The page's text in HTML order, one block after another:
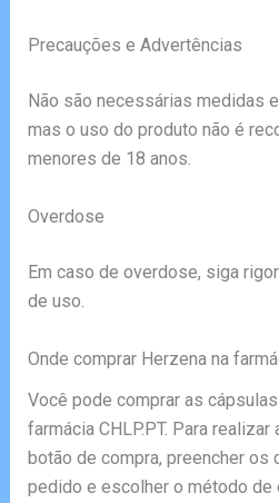
Precauções e Advertências
Não são necessárias medidas
mas o uso do produto não é
menores de 18 anos.
Overdose
Em caso de overdose, siga
de uso.
Onde comprar Herzena na
Você pode comprar as
farmácia CHLP.PT. Para
botão de compra, preencher os
pedido e escolher o método de